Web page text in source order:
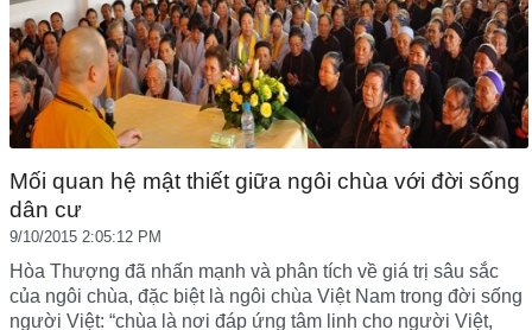
Mối quan hệ mật thiết giữa ngôi chùa với đời sống
dân cư
9/10/2015 2:05:12 PM
Hòa Thượng đã nhấn mạnh và phân tích về giá trị sâu sắc
của ngôi chùa, đặc biệt là ngôi chùa Việt Nam trong đời sống
người Việt: “chùa là nơi đáp ứng tâm linh cho người Việt,